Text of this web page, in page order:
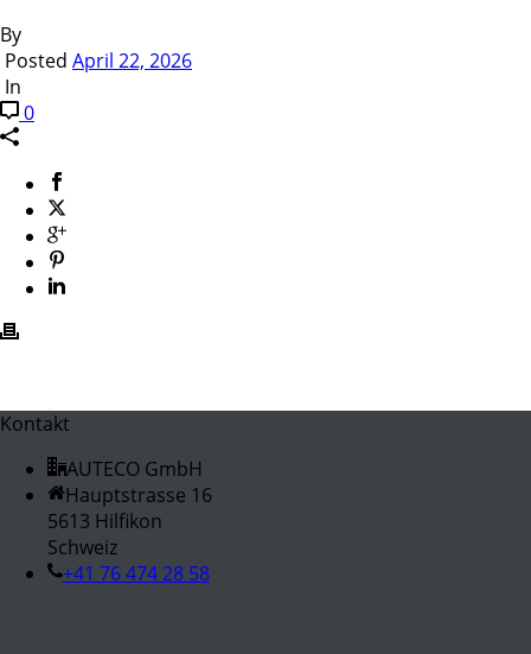
By
Posted April 22, 2026
In
0
Kontakt
AUTECO GmbH
Hauptstrasse 16
5613 Hilfikon
Schweiz
+41 76 474 28 58